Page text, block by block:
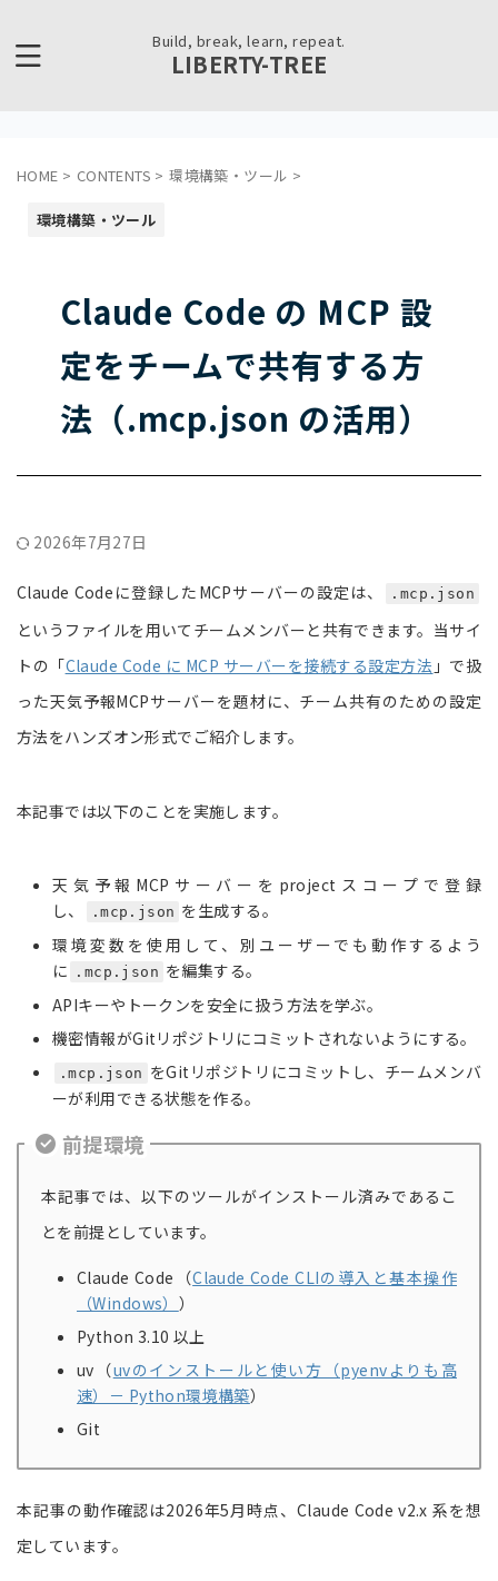
Build, break, learn, repeat.
LIBERTY-TREE
HOME > CONTENTS > 環境構築・ツール >
環境構築・ツール
Claude Code の MCP 設
定をチームで共有する方
法（.mcp.json の活用）
2026年7月27日
Claude Codeに登録したMCPサーバーの設定は、 .mcp.json
というファイルを用いてチームメンバーと共有できます。当サイ
トの「Claude Code に MCP サーバーを接続する設定方法 」で扱
った天気予報MCPサーバーを題材に、チーム共有のための設定
方法をハンズオン形式でご紹介します。
本記事では以下のことを実施します。
天気予報MCPサーバーをprojectスコープで登録
し、
.mcp.json を生成する。
環境変数を使用して、別ユーザーでも動作するよう
に
.mcp.json を編集する。
APIキーやトークンを安全に扱う方法を学ぶ。
機密情報がGitリポジトリにコミットされないようにする。
.mcp.json をGitリポジトリにコミットし、チームメンバ
ーが利用できる状態を作る。
前提環境
本記事では、以下のツールがインストール済みであるこ
とを前提としています。
Claude Code（Claude Code CLIの導入と基本操作
（Windows） ）
Python 3.10 以上
uv（uvのインストールと使い方（pyenvよりも高
速）－ Python環境構築）
Git
本記事の動作確認は2026年5月時点、Claude Code v2.x 系を想
定しています。